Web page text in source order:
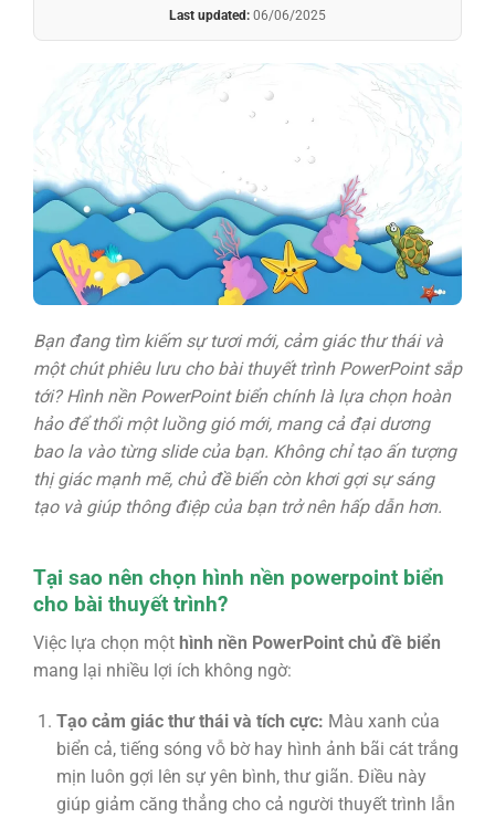
Last updated: 06/06/2025
Bạn đang tìm kiếm sự tươi mới, cảm giác thư thái và
một chút phiêu lưu cho bài thuyết trình PowerPoint sắp
tới? Hình nền PowerPoint biểnchính là lựa chọn hoàn
hảo để thổi một luồng gió mới, mang cả đại dương
bao la vào từng slide của bạn. Không chỉ tạo ấn tượng
thị giác mạnh mẽ, chủ đề biển còn khơi gợi sự sáng
tạo và giúp thông điệp của bạn trở nên hấp dẫn hơn.
Tại sao nên chọn hình nền powerpoint biển
cho bài thuyết trình?
Việc lựa chọn một hình nền PowerPoint chủ đề biển
mang lại nhiều lợi ích không ngờ:
Tạo cảm giác thư thái và tích cực: Màu xanh của
biển cả, tiếng sóng vỗ bờ hay hình ảnh bãi cát trắng
mịn luôn gợi lên sự yên bình, thư giãn. Điều này
giúp giảm căng thẳng cho cả người thuyết trình lẫn